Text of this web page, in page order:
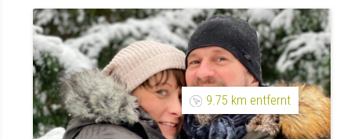
9.75 km entfernt